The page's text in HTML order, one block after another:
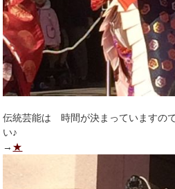
伝統芸能は 時間が決まっています
い♪
→ ★